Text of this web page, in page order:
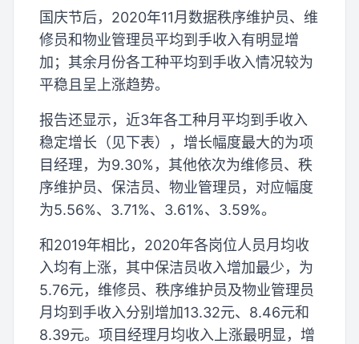
国庆节后，2020年11月数据秩序维护员、维
修员和物业管理员平均到手收入有明显增
加；其余月份各工种平均到手收入情况较为
平稳且呈上涨趋势。
报告还显示，近3年各工种月平均到手收入
稳定增长（见下表），增长幅度最大的为项
目经理，为9.30%，其他依次为维修员、秩
序维护员、保洁员、物业管理员，对应幅度
为5.56%、3.71%、3.61%、3.59%。
和2019年相比，2020年各岗位人员月均收
入均有上涨，其中保洁员收入增加最少，为
5.76元，维修员、秩序维护员及物业管理员
月均到手收入分别增加13.32元、8.46元和
8.39元。项目经理月均收入上涨最明显，增